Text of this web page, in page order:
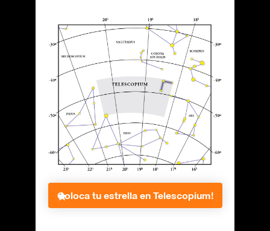
Coloca tu estrella en Telescopium!